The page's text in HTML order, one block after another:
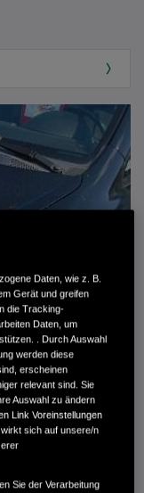
pearl
Daten, wie z. B.
Gerät und greifen
die Tracking-
Daten, um
. Durch Auswahl
werden diese
erscheinen
relevant sind. Sie
Auswahl zu ändern
Link Voreinstellungen
sich auf unsere/n
Sie der Verarbeitung